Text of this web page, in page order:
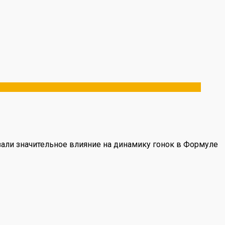
значительное влияние на динамику гонок в Формуле